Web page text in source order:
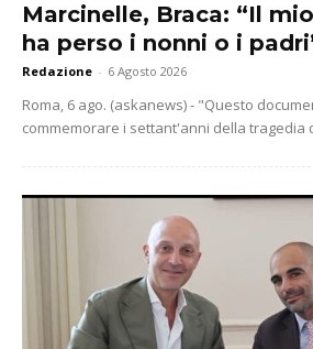
Marcinelle, Braca: “Il
ha perso i nonni o i
Redazione - 6 Agosto 2026
Roma, 6 ago. (askanews) - "Questo
commemorare i settant'anni della tragedia